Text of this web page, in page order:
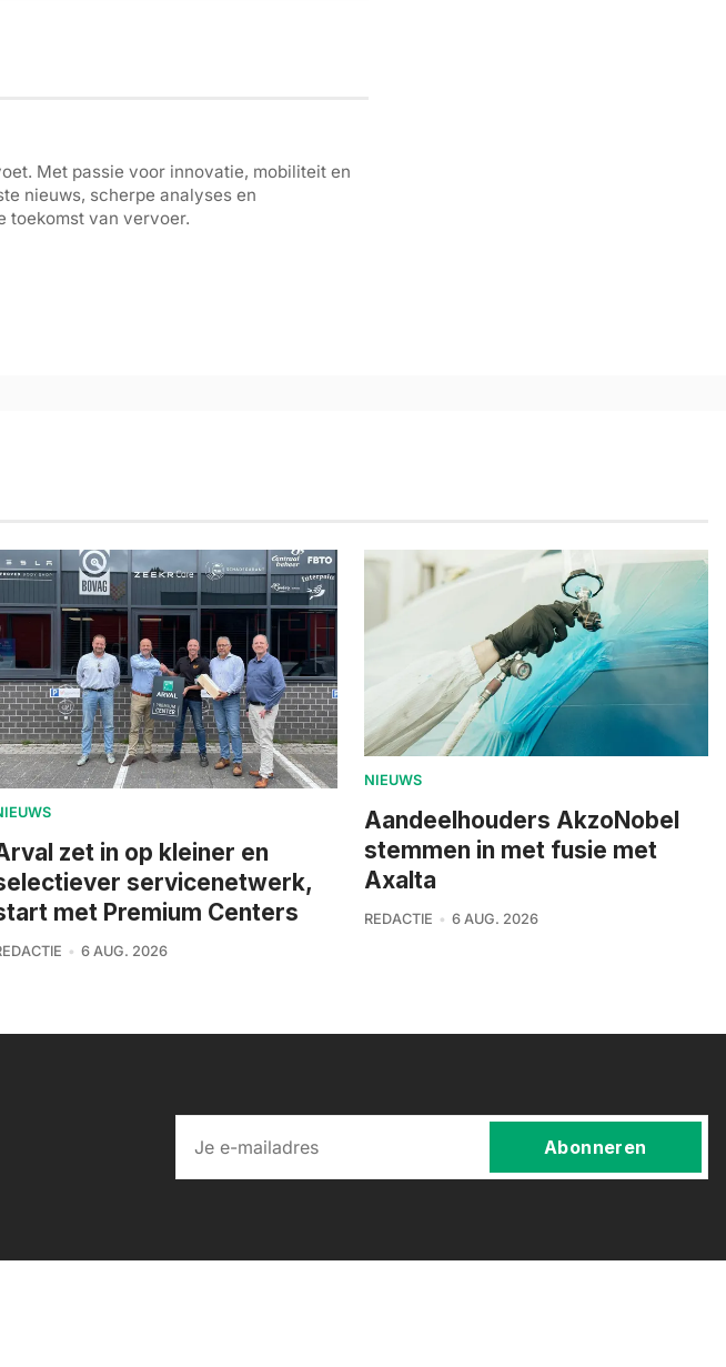
Met passie voor innovatie, mobiliteit en
nieuws, scherpe analyses en
toekomst van vervoer.
zet in op kleiner en
servicenetwerk,
met Premium Centers
6 AUG. 2026
NIEUWS
Aandeelhouders AkzoNobel
stemmen in met fusie met
Axalta
REDACTIE 6 AUG. 2026
Abonneren